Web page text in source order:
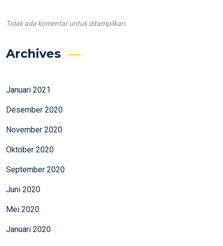
Tidak ada komentar untuk ditampilkan.
Archives
Januari 2021
Desember 2020
November 2020
Oktober 2020
September 2020
Juni 2020
Mei 2020
Januari 2020